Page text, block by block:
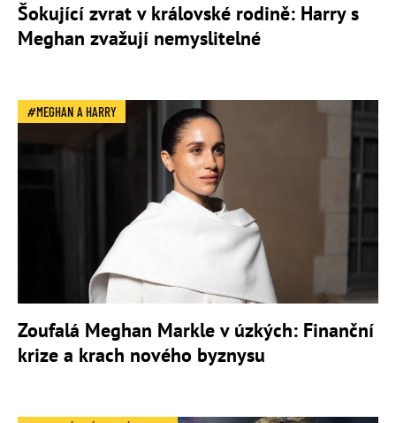
Šokující zvrat v královské rodině: Harry s
Meghan zvažují nemyslitelné
MEGHAN A HARRY
Zoufalá Meghan Markle v úzkých: Finanční
krize a krach nového byznysu